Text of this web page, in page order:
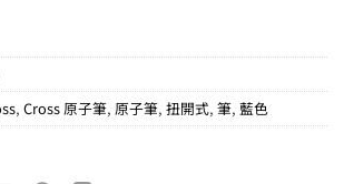
, Cross 原子筆, 原子筆, 扭開式, 筆, 藍色